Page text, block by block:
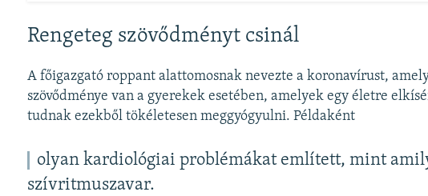
Rengeteg szövődményt csinál
A főigazgató roppant alattomosnak nevezte a koronavírust,
szövődménye van a gyerekek esetében, amelyek egy életre
tudnak ezekből tökéletesen meggyógyulni. Példaként
olyan kardiológiai problémákat említett, mint
szívritmuszavar.